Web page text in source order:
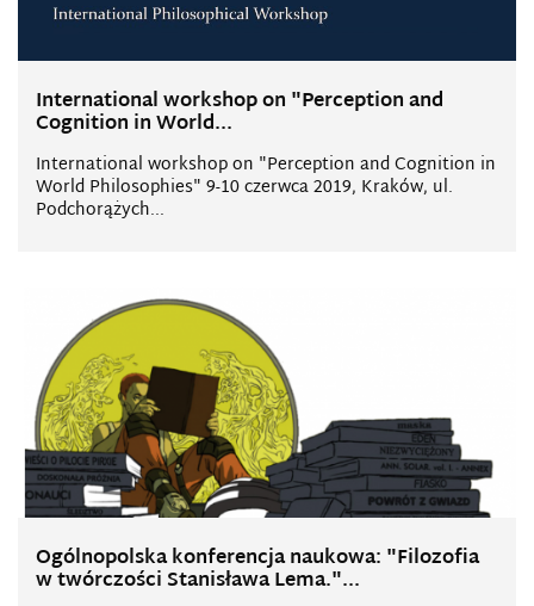
International workshop on "Perception and
Cognition in World...
International workshop on "Perception and Cognition in
World Philosophies" 9-10 czerwca 2019, Kraków, ul.
Podchorążych...
Ogólnopolska konferencja naukowa: "Filozofia
w twórczości Stanisława Lema."...